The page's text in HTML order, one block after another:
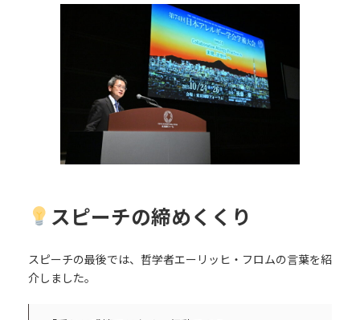
スピーチの締めくくり
スピーチの最後では、哲学者エーリッヒ・フロムの言葉を紹
介しました。